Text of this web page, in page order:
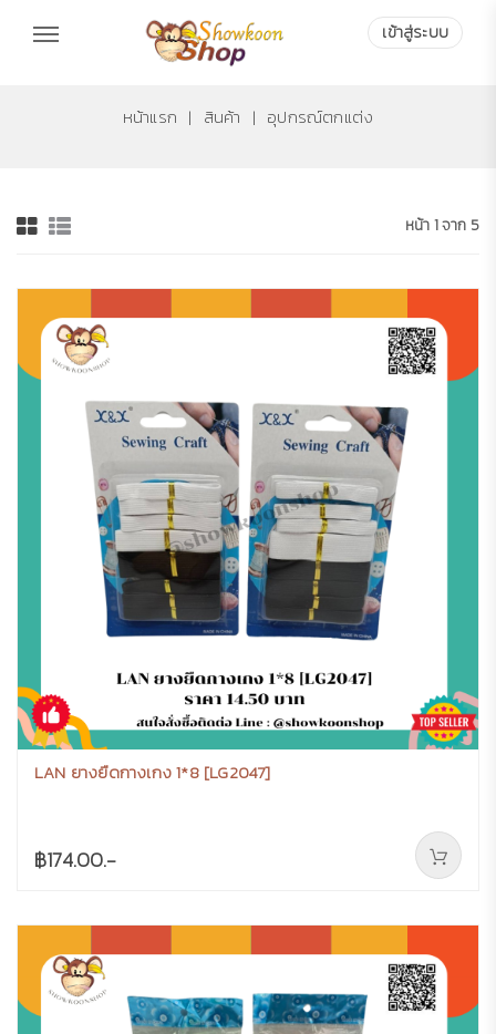
เข้าสู่ระบบ
เข้าสู่ระบบ
หน้าแรก | สินค้า | อุปกรณ์ตกแต่ง
หน้า 1 จาก 5
LAN ยางยืดกางเกง 1*8 [LG2047]
฿174.00.-